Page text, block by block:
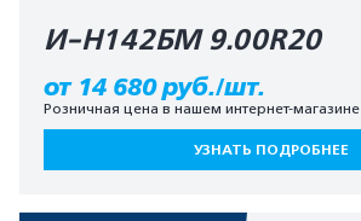
И-Н142БМ 9.00R20
от 14 680 руб./шт.
Розничная цена в нашем интернет-магазине
УЗНАТЬ ПОДРОБНЕЕ